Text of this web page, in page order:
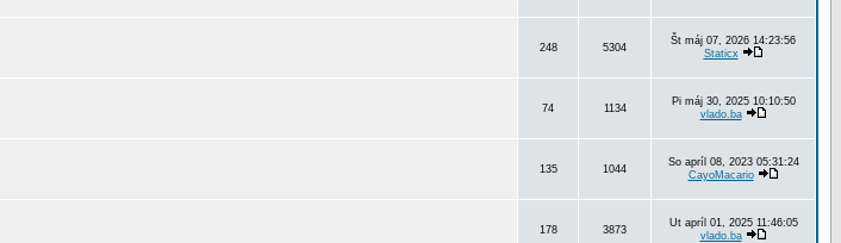
248 5304
Št máj 07, 2026 14:23:56
Staticx
74 1134
Pi máj 30, 2025 10:10:50
vlado.ba
135 1044
So apríl 08, 2023 05:31:24
CayoMacario
178 3873
Ut apríl 01, 2025 11:46:05
vlado.ba